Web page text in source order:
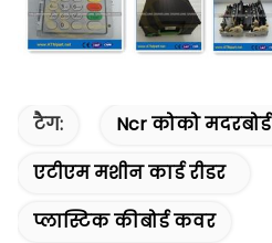
टैग:
Ncr कोको मदरबोर्ड
एटीएम मशीन कार्ड रीडर
प्लास्टिक कीबोर्ड कवर